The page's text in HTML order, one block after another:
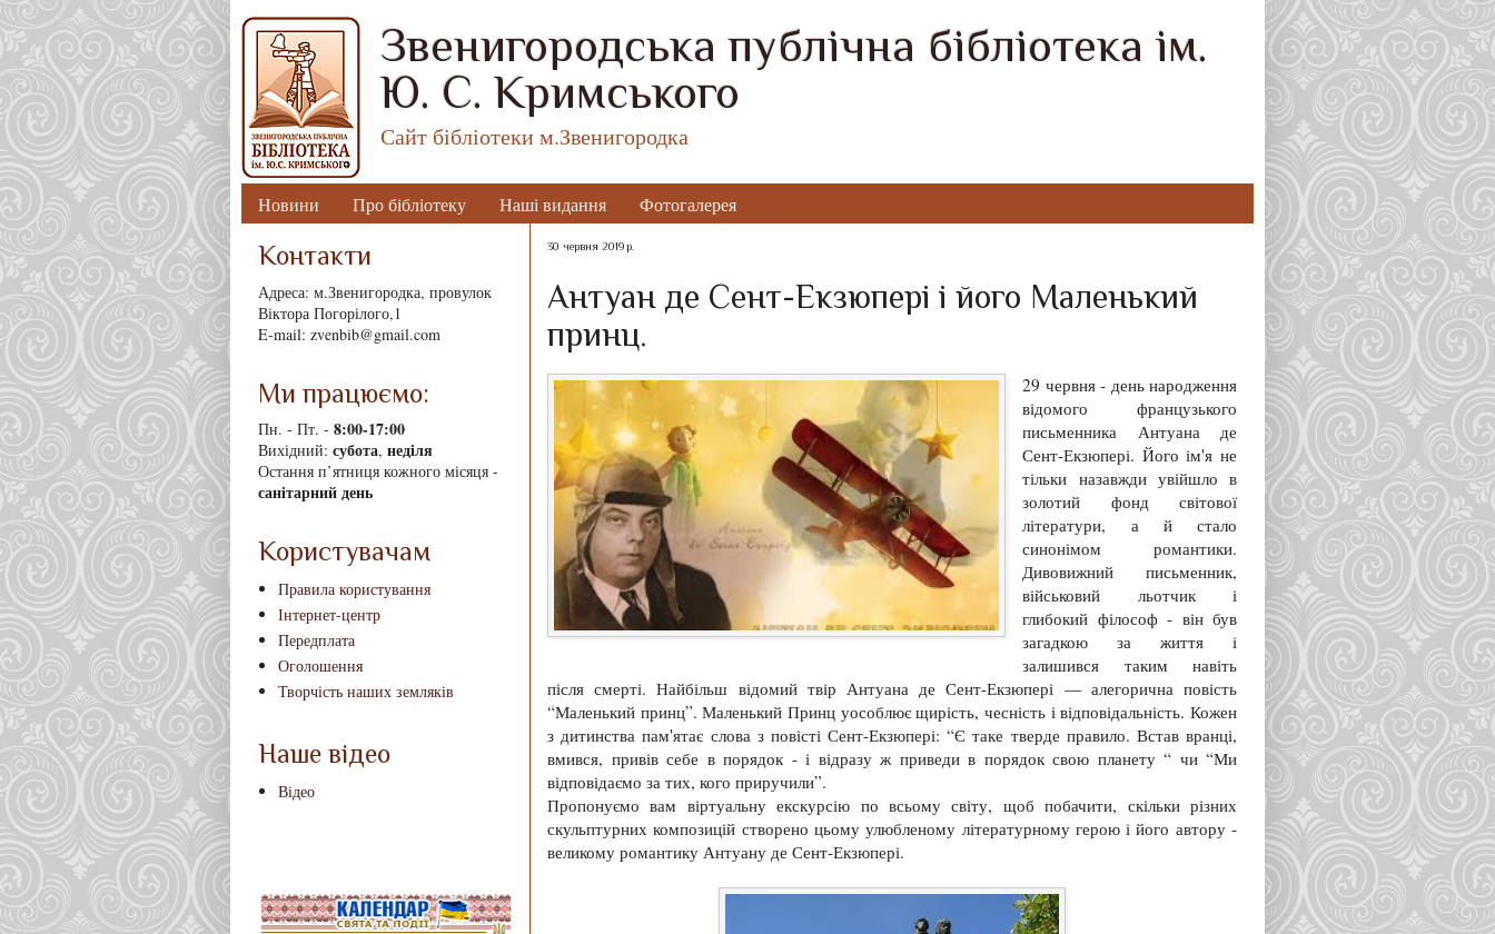
Звенигородська публічна бібліотека ім.
Ю. С. Кримського
Сайт бібліотеки м.Звенигородка
Новини Про бібліотеку Наші видання Фотогалерея
30 червня 2019 р.
Антуан де Сент-Екзюпері і його Маленький
принц.
29 червня - день народження
відомого французького
письменника Антуана де
Сент-Екзюпері. Його ім'я не
тільки назавжди увійшло в
золотий фонд світової
літератури, а й стало
синонімом романтики.
Дивовижний письменник,
військовий льотчик і
глибокий філософ - він був
загадкою за життя і
залишився таким навіть
після смерті. Найбільш відомий твір Антуана де Сент-Екзюпері — алегорична повість
“Маленький принц”. Маленький Принц уособлює щирість, чесність і відповідальність. Кожен
з дитинства пам'ятає слова з повісті Сент-Екзюпері: “Є таке тверде правило. Встав вранці,
вмився, привів себе в порядок - і відразу ж приведи в порядок свою планету “ чи “Ми
відповідаємо за тих, кого приручили”.
Пропонуємо вам віртуальну екскурсію по всьому світу, щоб побачити, скільки різних
скульптурних композицій створено цьому улюбленому літературному герою і його автору -
великому романтику Антуану де Сент-Екзюпері.
Контакти
Адреса: м.Звенигородка, провулок
Віктора Погорілого,1
E-mail: zvenbib@gmail.com
Ми працюємо:
Пн. - Пт. - 8:00-17:00
Вихідний: субота, неділя
Остання п’ятниця кожного місяця -
санітарний день
Користувачам
Правила користування
Інтернет-центр
Передплата
Оголошення
Творчість наших земляків
Наше відео
Відео